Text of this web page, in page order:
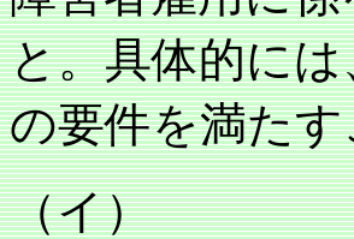
と。具体的に
の要件を満た
（イ）